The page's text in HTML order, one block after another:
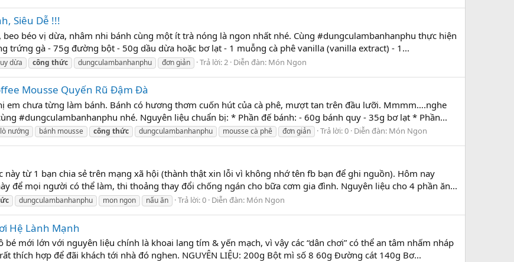
Siêu Dễ !!!
béo vị dừa, nhâm nhi bánh cùng một ít trà nóng là ngon nhất nhé. Cùng #dungculambanhanphu thực hiện
trứng gà - 75g đường bột - 50g dầu dừa hoặc bơ lạt - 1 muỗng cà phê vanilla (vanilla extract) - 1...
dừa công thức dungculambanhanphu đơn giản Trả lời: 2 Diễn đàn: Món Ngon
Mousse Quyến Rũ Đậm Đà
em chưa từng làm bánh. Bánh có hương thơm cuốn hút của cà phê, mượt tan trên đầu lưỡi. Mmmm….nghe
#dungculambanhanphu nhé. Nguyên liệu chuẩn bị: * Phần đế bánh: - 60g bánh quy - 35g bơ lạt * Phần...
nướng bánh mousse công thức dungculambanhanphu mousse cà phê đơn giản Trả lời: 0 Diễn đàn: Món Ngon
từ 1 bạn chia sẻ trên mạng xã hội (thành thật xin lỗi vì không nhớ tên fb bạn để ghi nguồn). Hôm nay
để mọi người có thể làm, thi thoảng thay đổi chống ngán cho bữa cơm gia đình. Nguyên liệu cho 4 phần ăn...
dungculambanhanphu mon ngon nấu ăn Trả lời: 0 Diễn đàn: Món Ngon
Hệ Lành Mạnh
mới lớn với nguyên liệu chính là khoai lang tím & yến mạch, vì vậy các “dân chơi” có thể an tâm nhấm nháp
thích hợp để đãi khách tới nhà đó nghen. NGUYÊN LIỆU: 200g Bột mì số 8 60g Đường cát 140g Bơ...